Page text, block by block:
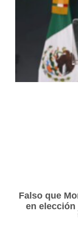
Falso que
en elección